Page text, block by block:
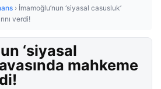
› İmamoğlu’nun ‘siyasal casusluk’
verdi!
‘siyasal
mahkeme